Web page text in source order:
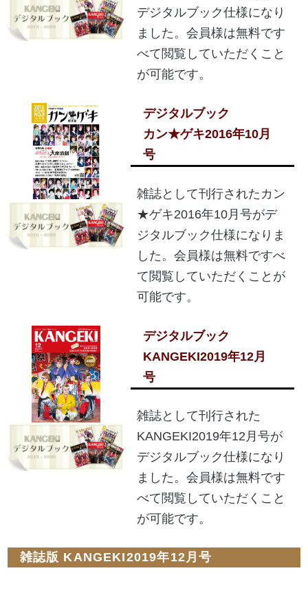
デジタルブック仕様になり
ました。会員様は無料です
べて閲覧していただくこと
が可能です。
デジタルブック
カン★ゲキ2016年10月
号
雑誌として刊行されたカン
★ゲキ2016年10月号がデ
ジタルブック仕様になりま
した。会員様は無料ですべ
て閲覧していただくことが
可能です。
デジタルブック
KANGEKI2019年12月
号
雑誌として刊行された
KANGEKI2019年12月号が
デジタルブック仕様になり
ました。会員様は無料です
べて閲覧していただくこと
が可能です。
雑誌版 KANGEKI2019年12月号